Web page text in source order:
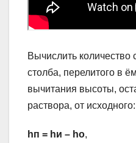
Вычислить количество
столба, перелитого в
вычитания высоты,
раствора, от исходного:
hп = hи – hо,